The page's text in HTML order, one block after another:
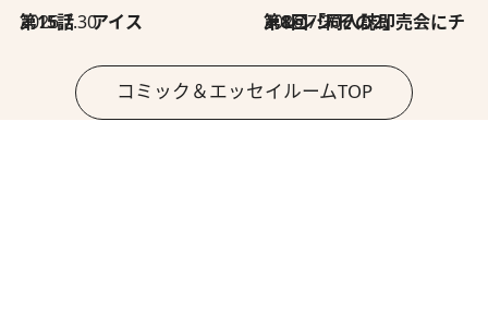
2026.7.30
第15話 アイス 2026.7.30
第8回「同人誌即売会にチャレンジ その2」
コミック＆エッセイルームTOP